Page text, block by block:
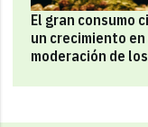
El gran consumo
un crecimiento
moderación de